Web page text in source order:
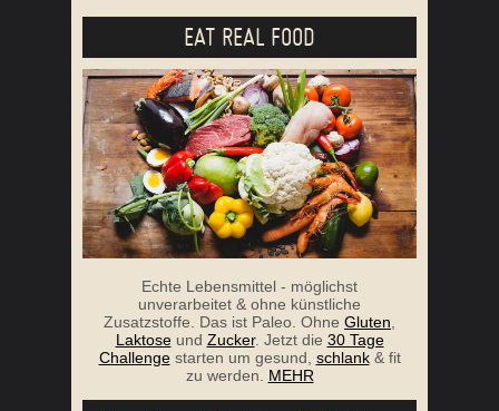
EAT REAL FOOD
Echte Lebensmittel - möglichst
unverarbeitet & ohne künstliche
Zusatzstoffe. Das ist Paleo. Ohne Gluten
Laktoseund Zucker. Jetzt die 30 Tage
Challengestarten um gesund, schlank& fit
zu werden. MEHR